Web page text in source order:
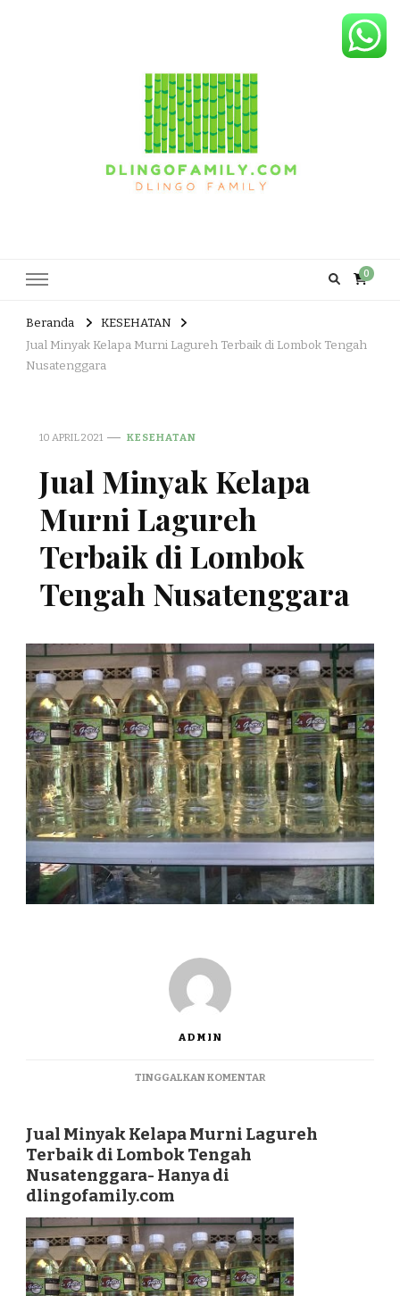
0
Beranda
KESEHATAN
Jual Minyak Kelapa Murni Lagureh Terbaik di Lombok Tengah
Nusatenggara
10 APRIL 2021 KESEHATAN
Jual Minyak Kelapa
Murni Lagureh
Terbaik di Lombok
Tengah Nusatenggara
ADMIN
TINGGALKAN KOMENTARPADA
MURNI
TENGAH
NUSATENGGARA
Jual Minyak Kelapa Murni Lagureh
Terbaik di Lombok Tengah
Nusatenggara- Hanya di
dlingofamily.com